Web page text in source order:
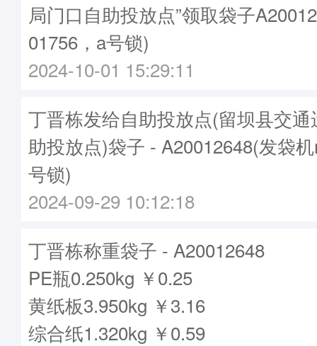
局门口自助投放点”领取袋子
01756，a号锁)
2024-10-01 15:29:11
丁晋栋发给自助投放点(留坝县交
助投放点)袋子 - A20012648(发袋
号锁)
2024-09-29 10:12:18
丁晋栋称重袋子 - A20012648
PE瓶0.250kg ￥0.25
黄纸板3.950kg ￥3.16
综合纸1.320kg ￥0.59